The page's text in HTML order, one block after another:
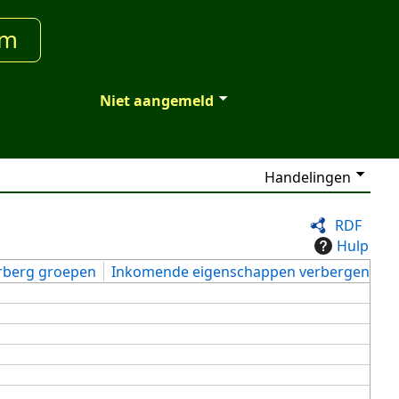
Niet aangemeld
Handelingen
RDF
Hulp
groepen
Inkomende eigenschappen verbergen